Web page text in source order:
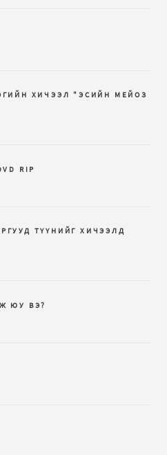
ХИЧЭЭЛ "ЭСИЙН МЕЙОЗ
RIP
ТҮҮНИЙГ ХИЧЭЭЛД
ЮУ ВЭ?